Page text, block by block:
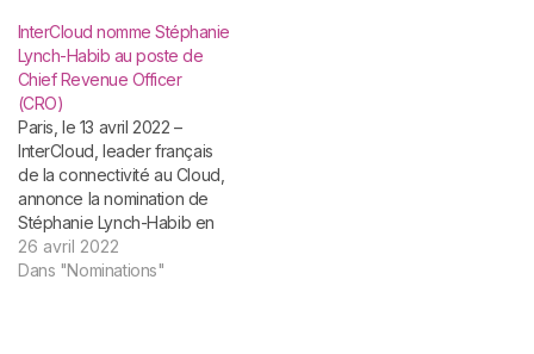
développeurs, à mettre
l'accent sur le
développement de
nouvelles fonctionnalités de
la plateforme et à renforcer
son engagement en faveur
du développement durable.
Les…
InterCloud nomme Stéphanie
Lynch-Habib au poste de
Chief Revenue Officer
(CRO)
Paris, le 13 avril 2022 –
InterCloud, leader français
de la connectivité au Cloud,
annonce la nomination de
Stéphanie Lynch-Habib en
tant que Chief Revenue
Officer (CRO). Stéphanie
26 avril 2022
Dans "Nominations"